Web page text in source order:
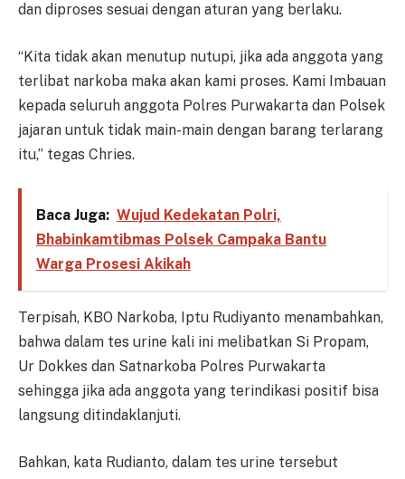
dan diproses sesuai dengan aturan yang berlaku.
“Kita tidak akan menutup nutupi, jika ada anggota yang
terlibat narkoba maka akan kami proses. Kami Imbauan
kepada seluruh anggota Polres Purwakarta dan Polsek
jajaran untuk tidak main-main dengan barang terlarang
itu,” tegas Chries.
Baca Juga: Wujud Kedekatan Polri,
Bhabinkamtibmas Polsek Campaka Bantu
Warga Prosesi Akikah
Terpisah, KBO Narkoba, Iptu Rudiyanto menambahkan,
bahwa dalam tes urine kali ini melibatkan Si Propam,
Ur Dokkes dan Satnarkoba Polres Purwakarta
sehingga jika ada anggota yang terindikasi positif bisa
langsung ditindaklanjuti.
Bahkan, kata Rudianto, dalam tes urine tersebut